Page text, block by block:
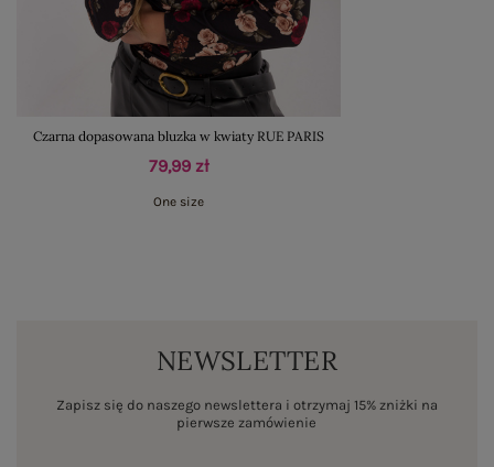
Czarna dopasowana bluzka w kwiaty RUE PARIS
79,99 zł
One size
NEWSLETTER
Zapisz się do naszego newslettera i otrzymaj 15% zniżki na
pierwsze zamówienie